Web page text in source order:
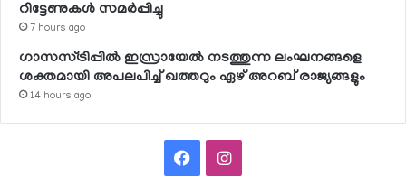
റിട്ടേണുകള്‍ സമര്‍പ്പിച്ചു
7 hours ago
ഗാസസ്ട്രിപ്പില്‍ ഇസ്രായേല്‍ നടത്തുന്ന ലംഘനങ്ങളെ
ശക്തമായി അപലപിച്ച് ഖത്തറും ഏഴ് അറബ് രാജ്യങ്ങളും
14 hours ago
FacebookInstagram